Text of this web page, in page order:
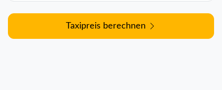
Taxipreis berechnen